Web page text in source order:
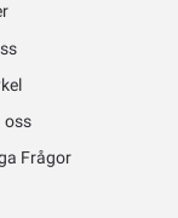
oss
Frågor